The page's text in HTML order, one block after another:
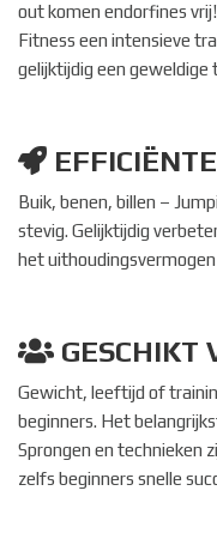
out komen endorfines
Fitness een intensieve
gelijktijdig een
Buik, benen, billen –
stevig. Gelijktijdig
het
GESCHIKT
Gewicht, leeftijd of
beginners. Het
Sprongen en technieken
zelfs beginners snelle